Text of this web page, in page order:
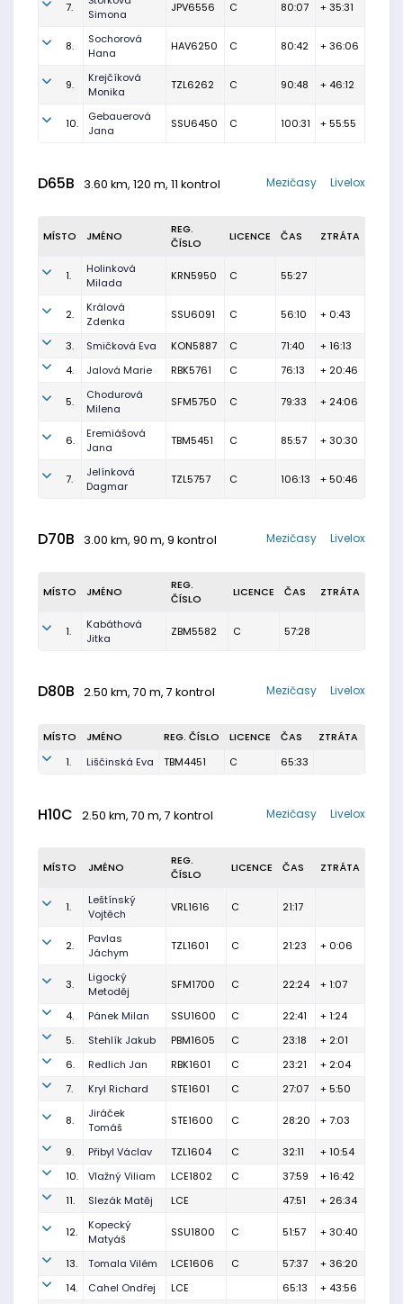
7.
Simona
JPV6556 C 80:07 + 35:31
8.
Sochorová
Hana
HAV6250 C 80:42 + 36:06
9.
Krejčíková
Monika
TZL6262 C 90:48 + 46:12
10.
Gebauerová
Jana
SSU6450 C 100:31 + 55:55
D65B 3.60 km, 120 m, 11 kontrol Livelox
Mezičasy
MÍSTO JMÉNO
REG.
ČÍSLO
LICENCE ČAS ZTRÁTA
1.
Holinková
Milada
KRN5950 C 55:27
2.
Králová
Zdenka
SSU6091 C 56:10 + 0:43
3. Smičková Eva KON5887 C 71:40
+ 16:13
4.
Jalová Marie RBK5761 C 76:13 + 20:46
5.
Chodurová
Milena
SFM5750 C 79:33 + 24:06
6.
Eremiášová
Jana
TBM5451 C 85:57 + 30:30
7.
Jelínková
Dagmar
TZL5757 C 106:13 + 50:46
D70B 3.00 km, 90 m, 9 kontrol Livelox
Mezičasy
MÍSTO JMÉNO
REG.
ČÍSLO
LICENCE ČAS ZTRÁTA
1.
Kabáthová
Jitka
ZBM5582 C 57:28
D80B 2.50 km, 70 m, 7 kontrol Livelox
Mezičasy
MÍSTO JMÉNO REG. ČÍSLO LICENCE ČAS
ZTRÁTA
1.
Liščinská Eva TBM4451 C 65:33
H10C 2.50 km, 70 m, 7 kontrol Livelox
Mezičasy
MÍSTO JMÉNO
REG.
ČÍSLO
LICENCE ČAS ZTRÁTA
1.
Leštínský
Vojtěch
VRL1616 C 21:17
2.
Pavlas
Jáchym
TZL1601 C 21:23 + 0:06
3.
Ligocký
Metoděj
SFM1700 C 22:24 + 1:07
4. Pánek Milan SSU1600 C 22:41
+ 1:24
5.
Stehlík Jakub PBM1605 C 23:18
+ 2:01
6.
Redlich Jan RBK1601 C 23:21
+ 2:04
7.
Kryl Richard STE1601 C 27:07 + 5:50
8.
Jiráček
Tomáš
STE1600 C 28:20 + 7:03
9. Přibyl Václav TZL1604 C 32:11
+ 10:54
10.
Vlažný Viliam LCE1802 C 37:59
+ 16:42
11.
Slezák Matěj LCE 47:51 + 26:34
12.
Kopecký
Matyáš
SSU1800 C 51:57 + 30:40
13. Tomala Vilém LCE1606 C 57:37
+ 36:20
14.
Cahel Ondřej LCE 65:13
+ 43:56